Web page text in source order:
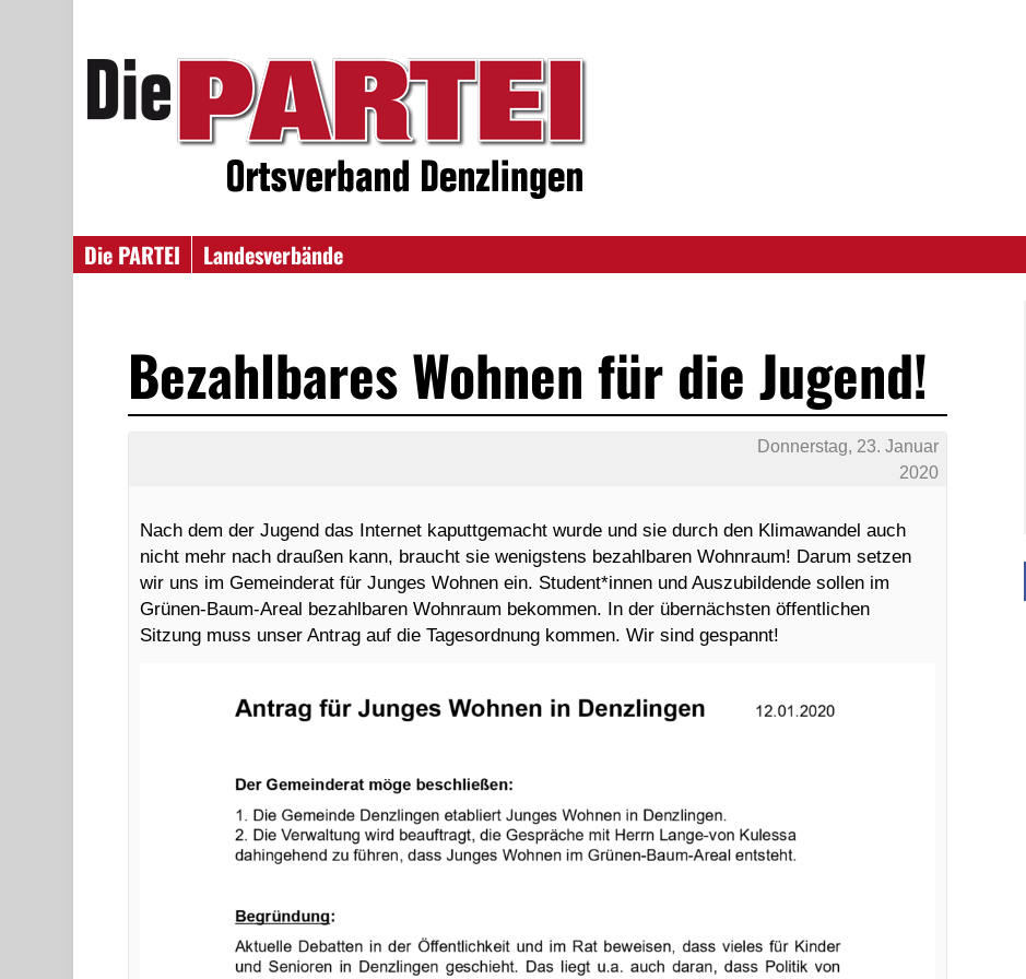
Die PARTEI
Landesverbände
Bezahlbares Wohnen für die Jugend!
Donnerstag, 23. Januar
2020
Nach dem der Jugend das Internet kaputtgemacht wurde und sie durch den Klimawandel auch
nicht mehr nach draußen kann, braucht sie wenigstens bezahlbaren Wohnraum! Darum setzen
wir uns im Gemeinderat für Junges Wohnen ein. Student*innen und Auszubildende sollen im
Grünen-Baum-Areal bezahlbaren Wohnraum bekommen. In der übernächsten öffentlichen
Sitzung muss unser Antrag auf die Tagesordnung kommen. Wir sind gespannt!